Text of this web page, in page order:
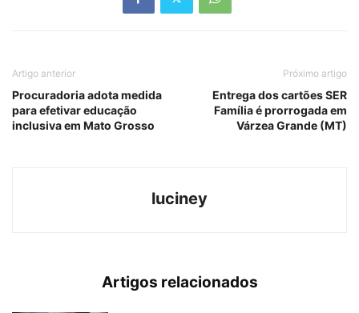
Artigo anterior
Procuradoria adota medida
para efetivar educação
inclusiva em Mato Grosso
Próximo artigo
Entrega dos cartões SER
Família é prorrogada em
Várzea Grande (MT)
luciney
Artigos relacionados